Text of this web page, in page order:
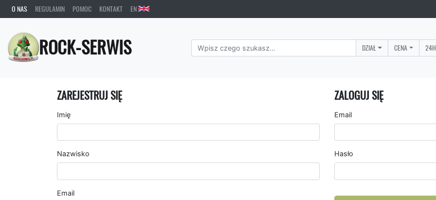
O NAS REGULAMIN POMOC KONTAKT EN
ROCK-SERWIS DZIAŁ CENA
ZAREJESTRUJ SIĘ
Imię
Nazwisko
Email
ZALOGUJ SIĘ
Email
Hasło